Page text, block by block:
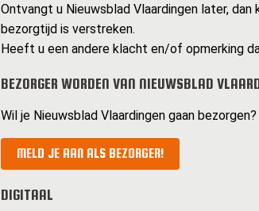
Ontvangt u Nieuwsblad Vlaardingen later,
bezorgtijd is verstreken.
Heeft u een andere klacht en/of opmerking
BEZORGER WORDEN VAN NIEUWSBLAD
Wil je Nieuwsblad Vlaardingen gaan
MELD JE AAN ALS BEZORGER!
DIGITAAL